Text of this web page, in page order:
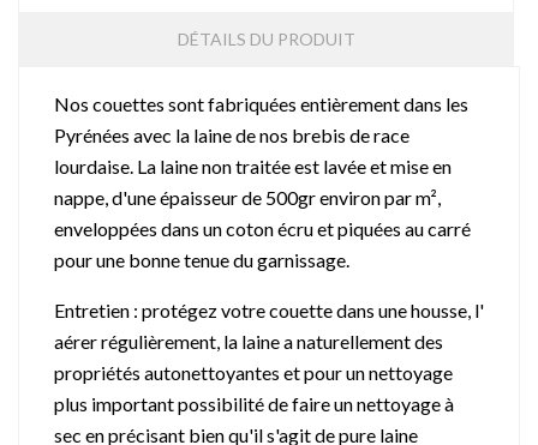
DÉTAILS DU PRODUIT
Nos couettes sont fabriquées entièrement dans les
Pyrénées avec la laine de nos brebis de race
lourdaise. La laine non traitée est lavée et mise en
nappe, d'une épaisseur de 500gr environ par m²,
enveloppées dans un coton écru et piquées au carré
pour une bonne tenue du garnissage.
Entretien : protégez votre couette dans une housse, l'
aérer régulièrement, la laine a naturellement des
propriétés autonettoyantes et pour un nettoyage
plus important possibilité de faire un nettoyage à
sec en précisant bien qu'il s'agit de pure laine